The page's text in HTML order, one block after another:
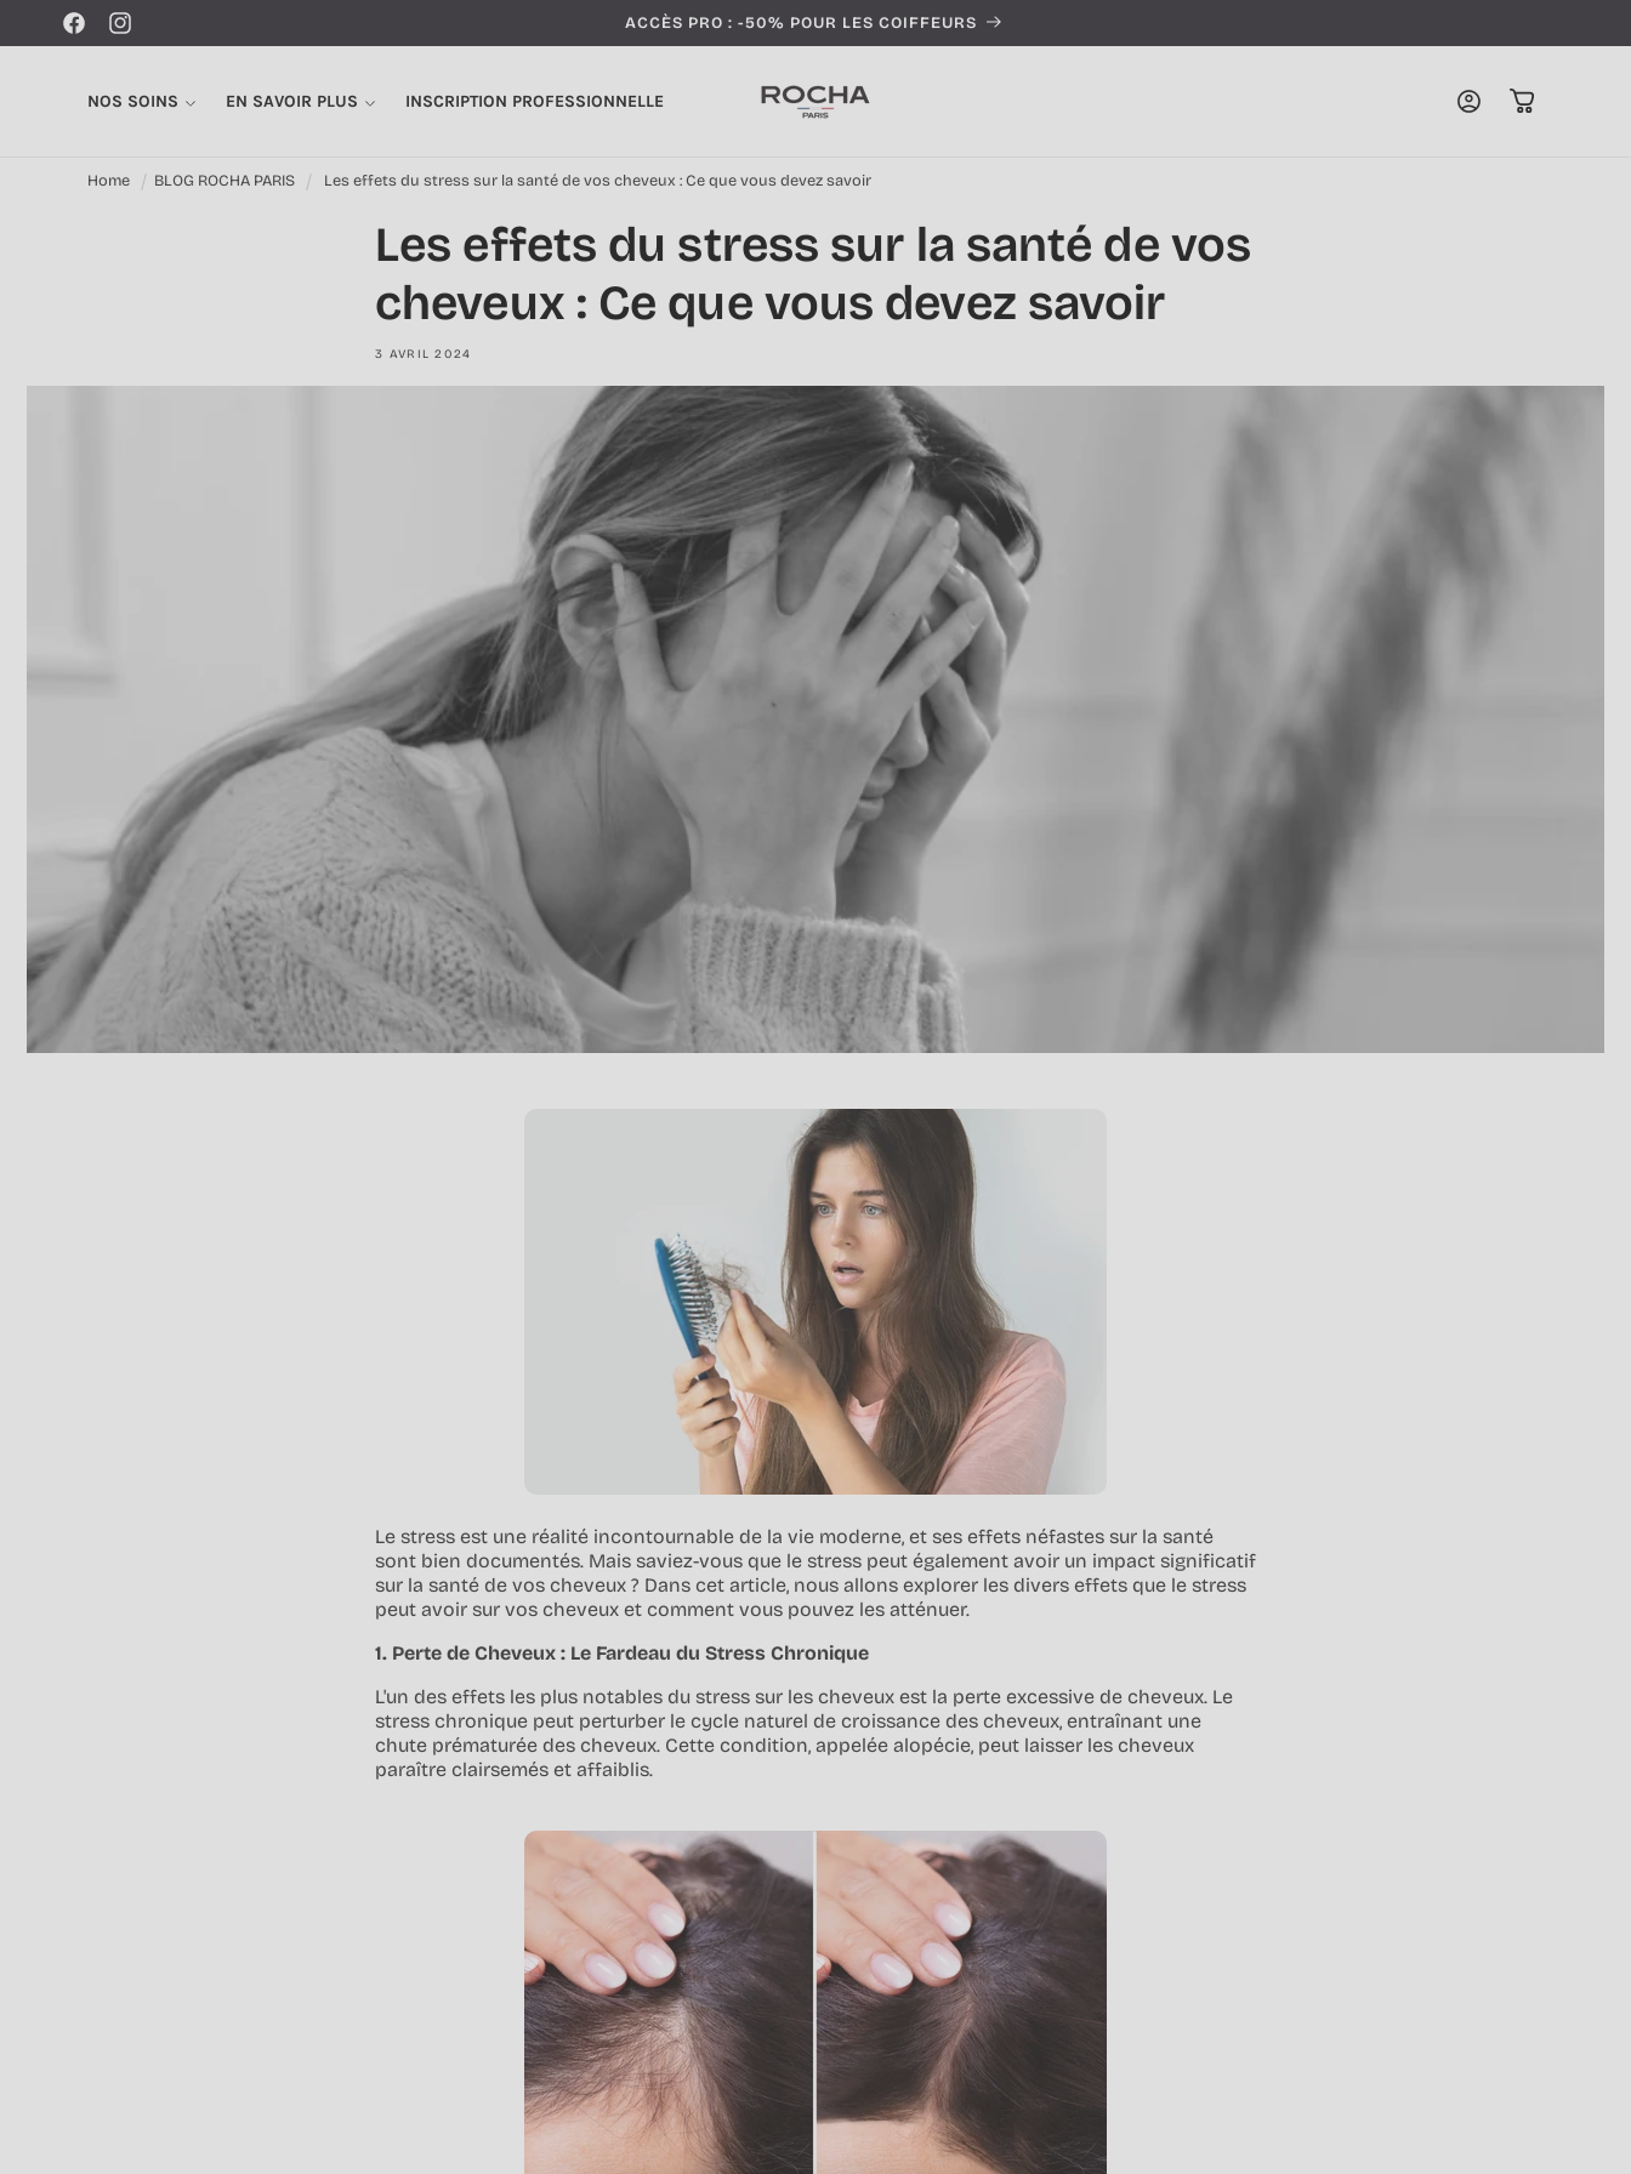
passer au
contenu
FacebookInstagram ACCÈS PRO : -50% POUR LES COIFFEURS
NOS SOINS EN SAVOIR PLUS INSCRIPTION PROFESSIONNELLE Connexion Panier
Home BLOG ROCHA PARIS Les effets du stress sur la santé de vos cheveux : Ce que vous devez savoir
Les effets du stress sur la santé de vos
cheveux : Ce que vous devez savoir
3 AVRIL 2024
Le stress est une réalité incontournable de la vie moderne, et ses effets néfastes sur la santé
sont bien documentés. Mais saviez-vous que le stress peut également avoir un impact significatif
sur la santé de vos cheveux ? Dans cet article, nous allons explorer les divers effets que le stress
peut avoir sur vos cheveux et comment vous pouvez les atténuer.
1. Perte de Cheveux : Le Fardeau du Stress Chronique
L'un des effets les plus notables du stress sur les cheveux est la perte excessive de cheveux. Le
stress chronique peut perturber le cycle naturel de croissance des cheveux, entraînant une
chute prématurée des cheveux. Cette condition, appelée alopécie, peut laisser les cheveux
paraître clairsemés et affaiblis.